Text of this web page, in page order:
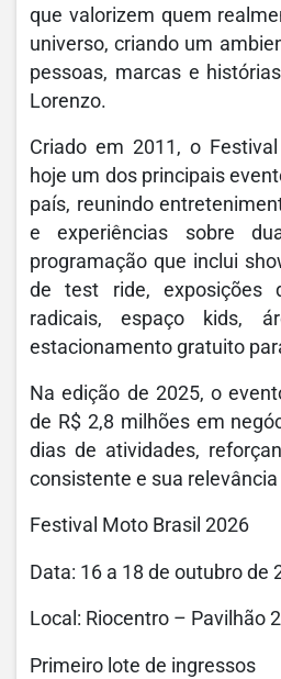
que valorizem quem
universo, criando um
pessoas, marcas e
Lorenzo.
Criado em 2011, o
hoje um dos principais
país, reunindo
e experiências sobre
programação que inclui
de test ride, exposições
radicais, espaço kids,
estacionamento gratuito
Na edição de 2025, o
de R$ 2,8 milhões em
dias de atividades,
consistente e sua
Festival Moto Brasil 2026
Data: 16 a 18 de outubro de
Local: Riocentro – Pavilhão
Primeiro lote de ingressos